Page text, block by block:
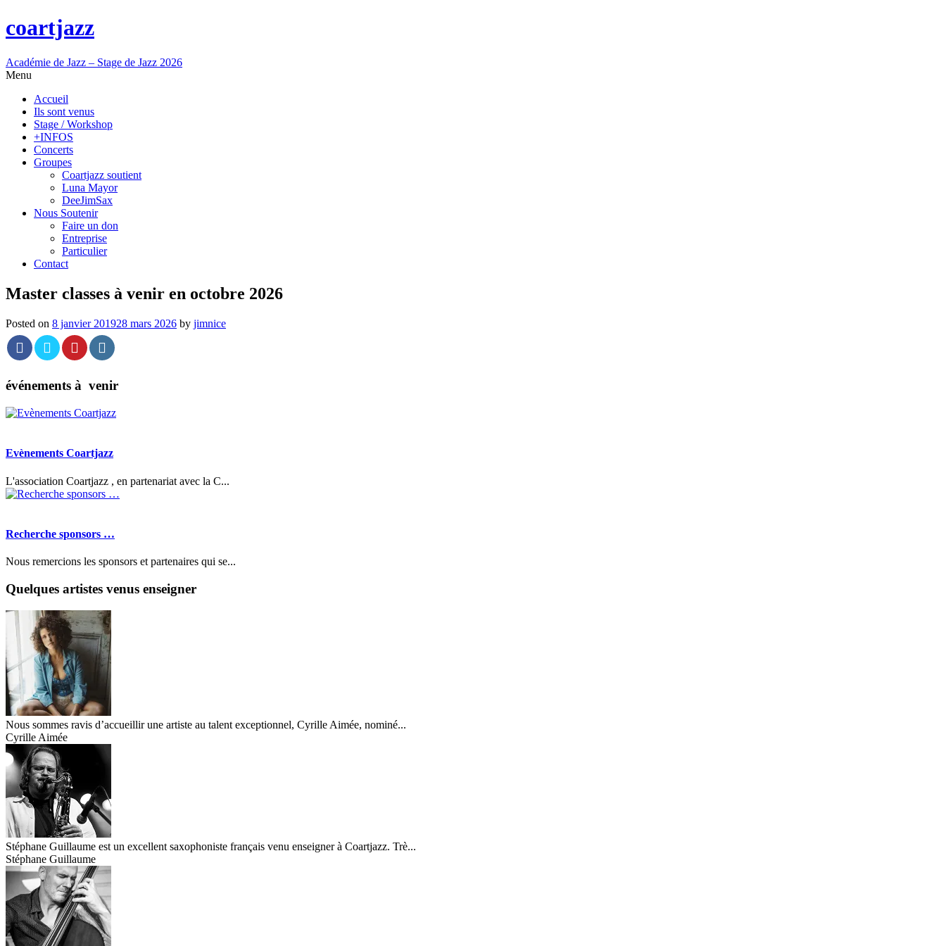
coartjazz
Académie de Jazz – Stage de Jazz 2026
Menu
Accueil
Ils sont venus
Stage / Workshop
+INFOS
Concerts
Groupes
Coartjazz soutient
Luna Mayor
DeeJimSax
Nous Soutenir
Faire un don
Entreprise
Particulier
Contact
Master classes à venir en octobre 2026
Posted on 8 janvier 201928 mars 2026 by jimnice
événements à venir
Evènements Coartjazz
L'association Coartjazz , en partenariat avec la C...
Recherche sponsors …
Nous remercions les sponsors et partenaires qui se...
Quelques artistes venus enseigner
Nous sommes ravis d’accueillir une artiste au talent exceptionnel, Cyrille Aimée, nominé...
Cyrille Aimée
Stéphane Guillaume est un excellent saxophoniste français venu enseigner à Coartjazz. Trè...
Stéphane Guillaume